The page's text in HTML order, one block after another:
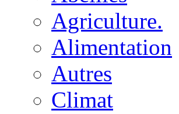
Agriculture.
Alimentation
Autres
Climat